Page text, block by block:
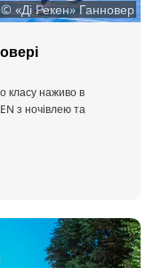
© «Ді Рекен» Ганновер
класу наживо в
з ночівлею та